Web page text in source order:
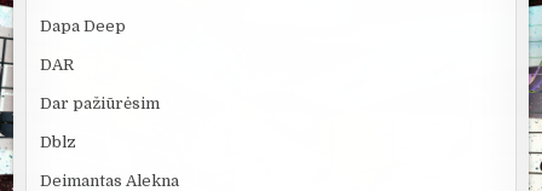
Dapa Deep
DAR
Dar pažiūrėsim
Dblz
Deimantas Alekna